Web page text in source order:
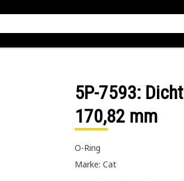
5P-7593:
170,82 mm
O-Ring
Marke: Cat